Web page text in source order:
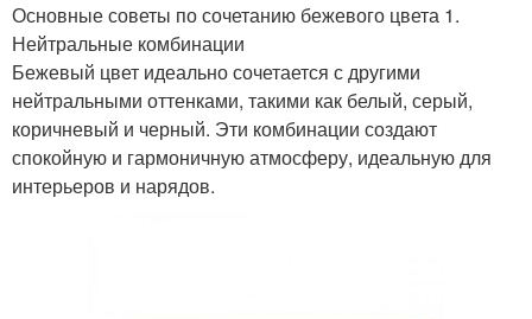
Основные советы по сочетанию бежевого цвета 1.
Нейтральные комбинации
Бежевый цвет идеально сочетается с другими
нейтральными оттенками, такими как белый, серый,
коричневый и черный. Эти комбинации создают
спокойную и гармоничную атмосферу, идеальную для
интерьеров и нарядов.